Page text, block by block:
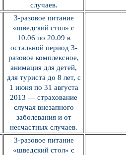
случаев.
3-разовое питание
«шведский стол» с
10.06 по 20.09 в
остальной период 3-
разовое комплексное,
анимация для детей,
для туриста до 8 лет, с
1 июня по 31 августа
2013 — страхование
случая внезапного
заболевания и от
несчастных случаев.
3-разовое питание
«шведский стол» с